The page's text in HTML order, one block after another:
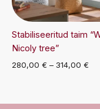
Stabiliseeritud taim
Nicoly tree”
280,00 € – 314,00 €